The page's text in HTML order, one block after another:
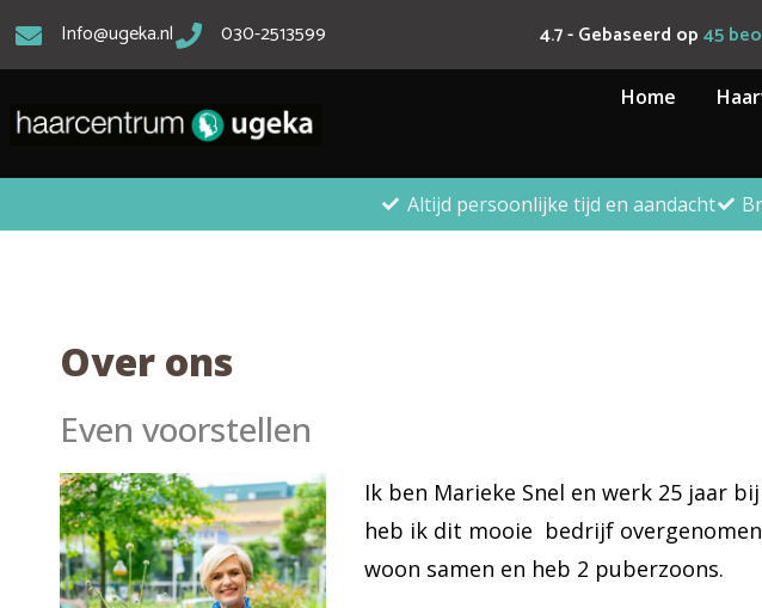
Info@ugeka.nl 030-2513599 4.7- Gebaseerd op45
Home
Altijd persoonlijke tijd en aandacht
Over ons
Even voorstellen
Ik ben Marieke Snel en werk 25 jaar
heb ik dit mooie bedrijf
woon samen en heb 2 puberzoons.